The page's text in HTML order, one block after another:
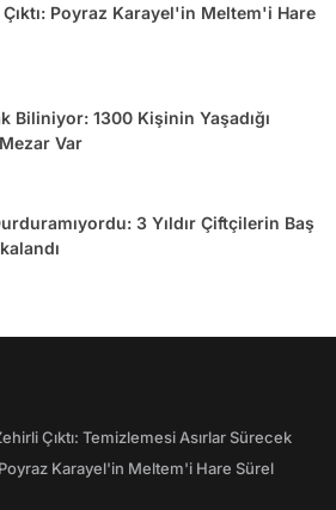
Poyraz Karayel'in Meltem'i Hare
Biliniyor: 1300 Kişinin Yaşadığı
Var
3 Yıldır Çiftçilerin Baş
Çıktı: Temizlemesi Asırlar Sürecek
Poyraz Karayel'in Meltem'i Hare Sürel